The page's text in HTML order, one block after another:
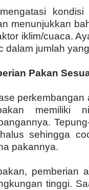
menunjukkan
iklim/cuaca.
dalam jumlah
Pakan
memiliki
sehingga
pakannya.
pemberian
tinggi.